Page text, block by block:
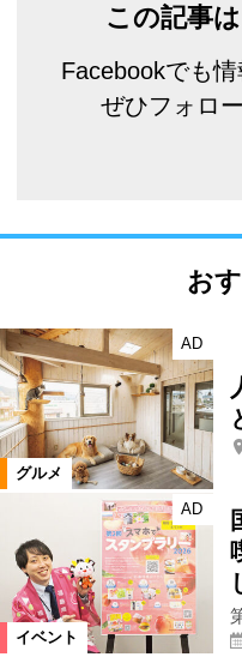
この記事
Facebookでも情
ぜひフォロ
お
グルメ
AD
イベント
AD